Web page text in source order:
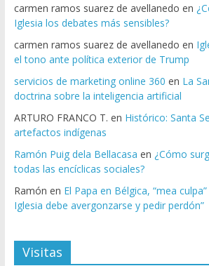
carmen ramos suarez de avellanedo en
Iglesia los debates más sensibles?
carmen ramos suarez de avellanedo en
el tono ante política exterior de Trump
servicios de marketing online 360 en La
doctrina sobre la inteligencia artificial
ARTURO FRANCO T. en Histórico: Santa
artefactos indígenas
Ramón Puig dela Bellacasa en ¿Cómo
todas las encíclicas sociales?
Ramón en El Papa en Bélgica, “mea
Iglesia debe avergonzarse y pedir perdón”
Visitas